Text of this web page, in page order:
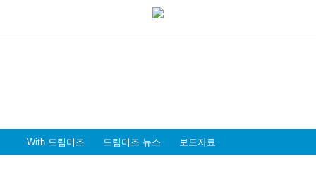
With 드림미즈 드림미즈 뉴스 보도자료